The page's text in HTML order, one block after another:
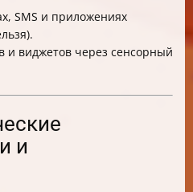
SMS и приложениях
и виджетов через сенсорный
и